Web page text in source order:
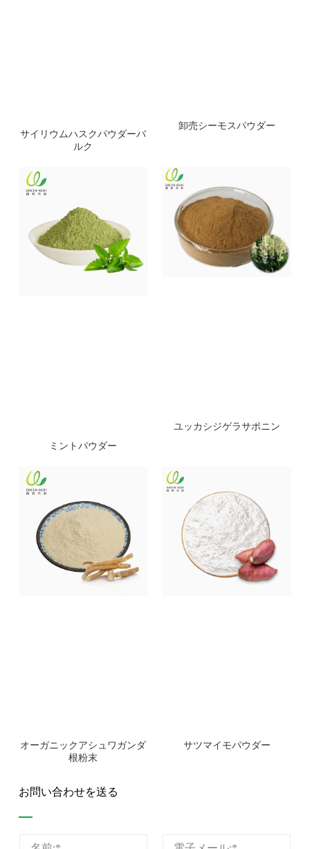
サイリウムハスクパウダーバ
ルク
卸売シーモスパウダー
ミントパウダー
ユッカシジゲラサポニン
オーガニックアシュワガンダ
根粉末
サツマイモパウダー
お問い合わせを送る